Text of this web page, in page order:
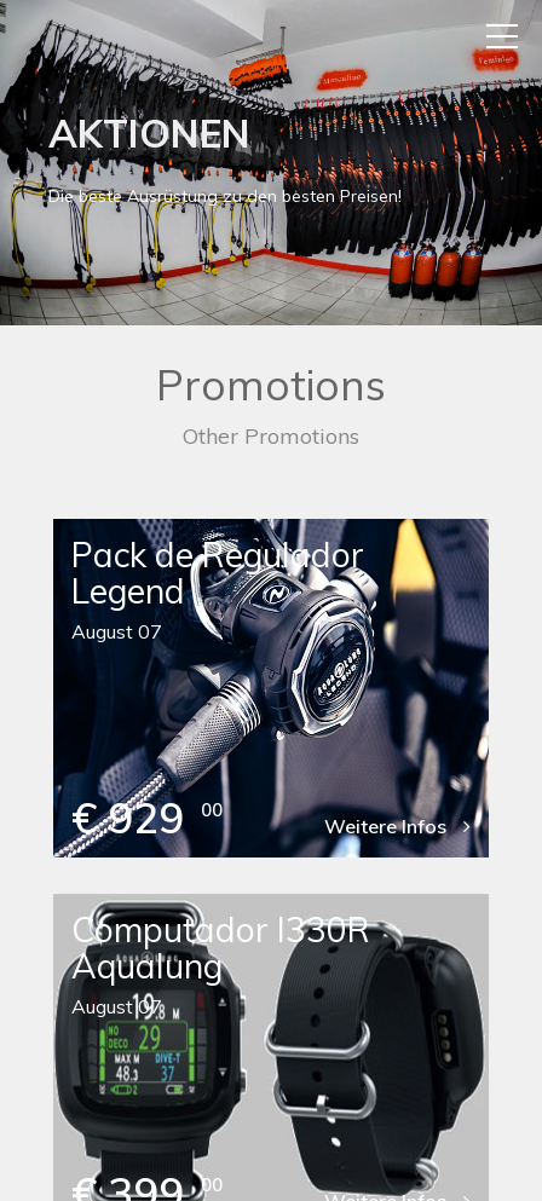
AKTIONEN
Die beste Ausrüstung zu den besten Preisen!
Promotions
Other Promotions
Pack de Regulador
Legend
August 07
€ 929 00
Weitere Infos
Computador I330R
Aqualung
August 07
00